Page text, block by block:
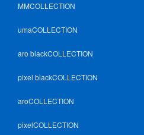
MMCOLLECTION
umaCOLLECTION
aro blackCOLLECTION
pixel blackCOLLECTION
aroCOLLECTION
pixelCOLLECTION